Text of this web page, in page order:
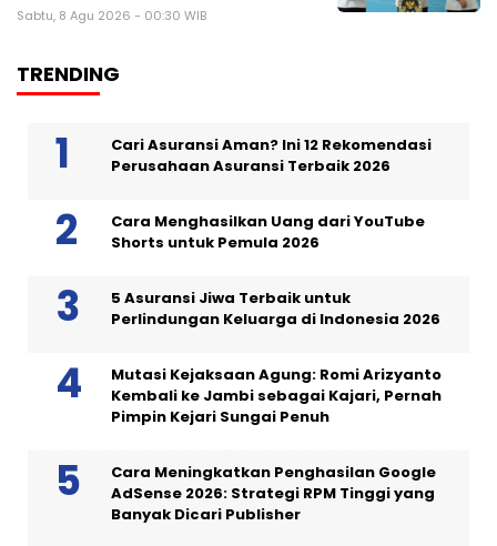
Sabtu, 8 Agu 2026 - 00:30 WIB
TRENDING
Cari Asuransi Aman? Ini 12 Rekomendasi
Perusahaan Asuransi Terbaik 2026
Cara Menghasilkan Uang dari YouTube
Shorts untuk Pemula 2026
5 Asuransi Jiwa Terbaik untuk
Perlindungan Keluarga di Indonesia 2026
Mutasi Kejaksaan Agung: Romi Arizyanto
Kembali ke Jambi sebagai Kajari, Pernah
Pimpin Kejari Sungai Penuh
Cara Meningkatkan Penghasilan Google
AdSense 2026: Strategi RPM Tinggi yang
Banyak Dicari Publisher